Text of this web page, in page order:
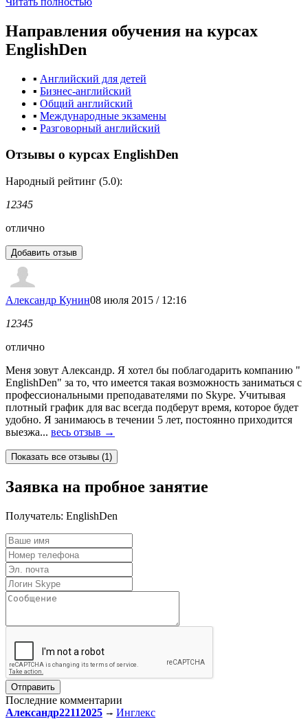
Направления обучения на курсах
EnglishDen
▪ Английский для детей
▪ Бизнес-английский
▪ Общий английский
▪ Международные экзамены
▪ Разговорный английский
Отзывы о курсах EnglishDen
Народный рейтинг (5.0):
12345
отлично
Александр Кунин08 июля 2015 / 12:16
12345
отлично
Меня зовут Александр. Я хотел бы поблагодарить компанию "
EnglishDen" за то, что имеется такая возможность заниматься с
профессиональными преподавателями по Skype. Учитывая
плотный график для вас всегда подберут время, которое будет
удобно. Я занимаюсь в течении 5 лет, постоянно приходится
выезжа... весь отзыв →
Заявка на пробное занятие
Получатель: EnglishDen
Последние комментарии
Александр22112025
Инглекс